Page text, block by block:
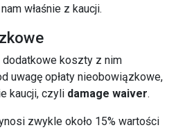
właśnie z kaucji.
dodatkowe koszty z nim
uwagę opłaty nieobowiązkowe,
kaucji, czyli damage waiver.
zwykle około 15% wartości